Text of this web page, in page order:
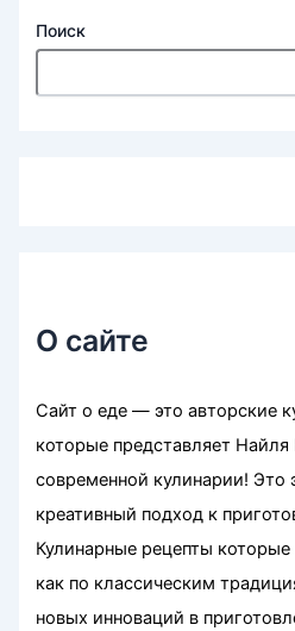
Поиск
О сайте
Сайт о еде — это авторские
которые представляет
современной кулинарии! Это
креативный подход к
Кулинарные рецепты
как по классическим
новых инноваций в